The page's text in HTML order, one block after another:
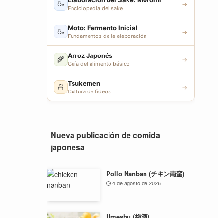
🍶
Enciclopedia del sake
→
🍶 Moto: Fermento Inicial
Fundamentos de la elaboración
→
🌾 Arroz Japonés
Guía del alimento básico
→
🍜 Tsukemen
Cultura de fideos
→
Nueva publicación de comida
japonesa
Pollo Nanban (チキン南蛮)
4 de agosto de 2026